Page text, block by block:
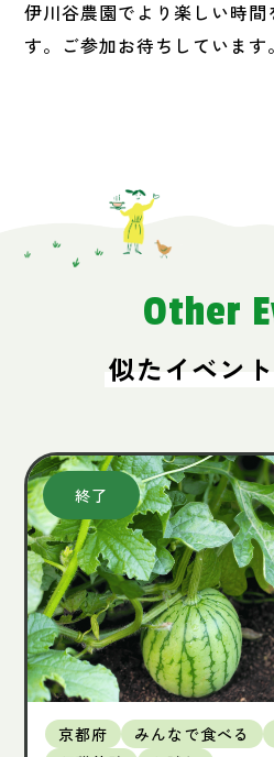
伊川谷農園でより楽しい時
す。ご参加お待ちしています。
Other
似たイベン
京都府 みんなで食べる